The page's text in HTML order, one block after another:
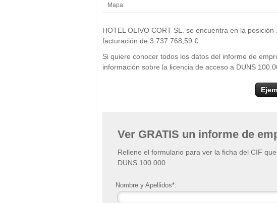
Mapa:
−
HOTEL OLIVO CORT SL. se encuentra en la
facturación de 3.737.768,59 €.
Si quiere conocer todos los datos del informe de
información sobre la licencia de acceso a DUNS
Ver GRATIS un informe de
Rellene el formulario para ver la ficha del CIF
DUNS 100.000
Nombre y Apellidos*: